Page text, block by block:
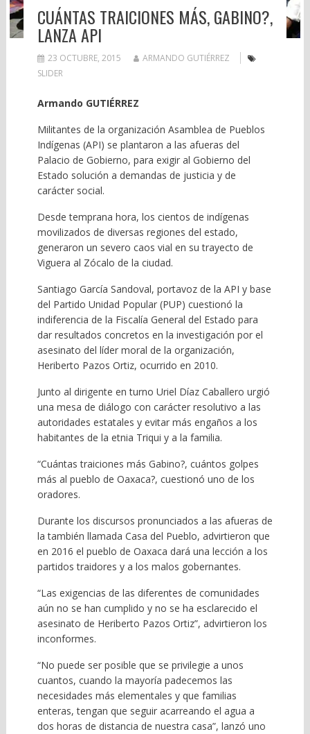
CUÁNTAS TRAICIONES MÁS, GABINO?,
LANZA API
23 OCTUBRE, 2015
ARMANDO GUTIÉRREZ
SLIDER
Armando GUTIÉRREZ
Militantes de la organización Asamblea de Pueblos
Indígenas (API) se plantaron a las afueras del
Palacio de Gobierno, para exigir al Gobierno del
Estado solución a demandas de justicia y de
carácter social.
Desde temprana hora, los cientos de indígenas
movilizados de diversas regiones del estado,
generaron un severo caos vial en su trayecto de
Viguera al Zócalo de la ciudad.
Santiago García Sandoval, portavoz de la API y base
del Partido Unidad Popular (PUP) cuestionó la
indiferencia de la Fiscalía General del Estado para
dar resultados concretos en la investigación por el
asesinato del líder moral de la organización,
Heriberto Pazos Ortiz, ocurrido en 2010.
Junto al dirigente en turno Uriel Díaz Caballero urgió
una mesa de diálogo con carácter resolutivo a las
autoridades estatales y evitar más engaños a los
habitantes de la etnia Triqui y a la familia.
“Cuántas traiciones más Gabino?, cuántos golpes
más al pueblo de Oaxaca?, cuestionó uno de los
oradores.
Durante los discursos pronunciados a las afueras de
la también llamada Casa del Pueblo, advirtieron que
en 2016 el pueblo de Oaxaca dará una lección a los
partidos traidores y a los malos gobernantes.
“Las exigencias de las diferentes de comunidades
aún no se han cumplido y no se ha esclarecido el
asesinato de Heriberto Pazos Ortiz”, advirtieron los
inconformes.
“No puede ser posible que se privilegie a unos
cuantos, cuando la mayoría padecemos las
necesidades más elementales y que familias
enteras, tengan que seguir acarreando el agua a
dos horas de distancia de nuestra casa”, lanzó uno